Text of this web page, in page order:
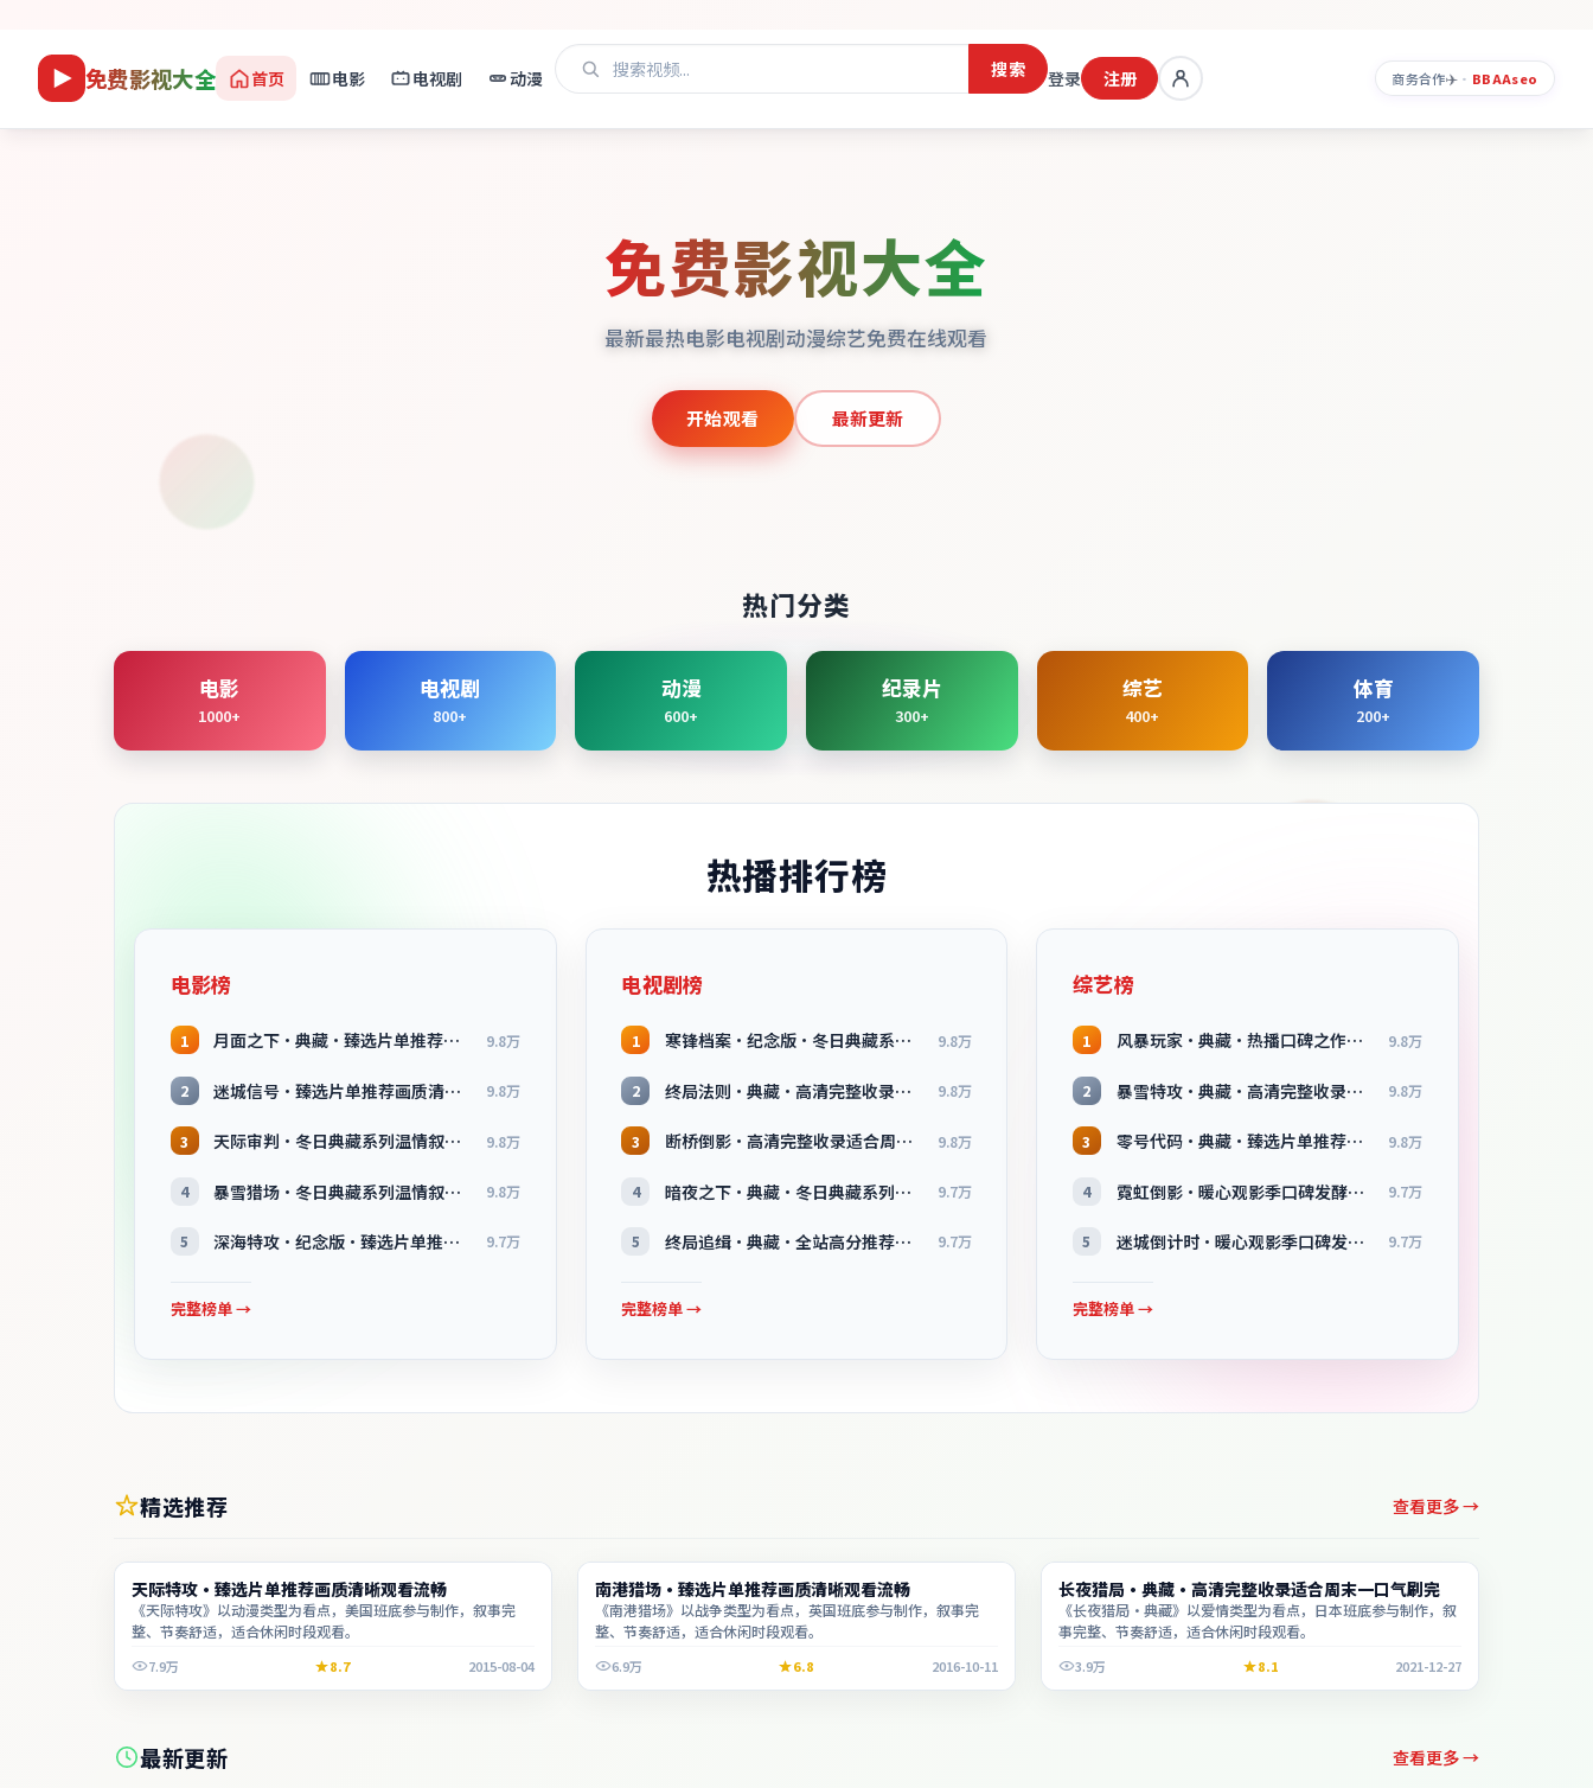
免费影视大全 首页 电影 电视剧 动漫 搜索 登录 注册 商务合作✈️ · BBAAseo
免费影视大全
最新最热电影电视剧动漫综艺免费在线观看
开始观看 最新更新
热门分类
电影
1000+
电视剧
800+
动漫
600+
纪录片
300+
综艺
400+
体育
200+
热播排行榜
电影榜
1 月面之下·典藏·臻选片单推荐画质清晰观看流畅 9.8万
2 迷城信号·臻选片单推荐画质清晰观看流畅 9.8万
3 天际审判·冬日典藏系列温情叙事引人入胜 9.8万
4 暴雪猎场·冬日典藏系列温情叙事引人入胜 9.8万
5 深海特攻·纪念版·臻选片单推荐画质清晰观看流畅 9.7万
完整榜单 →
电视剧榜
1 寒锋档案·纪念版·冬日典藏系列温情叙事引人入胜 9.8万
2 终局法则·典藏·高清完整收录适合周末一口气刷完 9.8万
3 断桥倒影·高清完整收录适合周末一口气刷完 9.8万
4 暗夜之下·典藏·冬日典藏系列温情叙事引人入胜 9.7万
5 终局追缉·典藏·全站高分推荐节奏紧凑值得追看 9.7万
完整榜单 →
综艺榜
1 风暴玩家·典藏·热播口碑之作剧情扎实演技在线 9.8万
2 暴雪特攻·典藏·高清完整收录适合周末一口气刷完 9.8万
3 零号代码·典藏·臻选片单推荐画质清晰观看流畅 9.8万
4 霓虹倒影·暖心观影季口碑发酵持续升温 9.7万
5 迷城倒计时·暖心观影季口碑发酵持续升温 9.7万
完整榜单 →
精选推荐 查看更多 →
综艺
天际特攻·臻选片单推荐画质清晰观看流畅
《天际特攻》以动漫类型为看点，美国班底参与制作，叙事完
整、节奏舒适，适合休闲时段观看。
7.9万 8.7 2015-08-04
电影
南港猎场·臻选片单推荐画质清晰观看流畅
《南港猎场》以战争类型为看点，英国班底参与制作，叙事完
整、节奏舒适，适合休闲时段观看。
6.9万 6.8 2016-10-11
电影 1:58:16
长夜猎局·典藏·高清完整收录适合周末一口气刷完
《长夜猎局·典藏》以爱情类型为看点，日本班底参与制作，叙
事完整、节奏舒适，适合休闲时段观看。
3.9万 8.1 2021-12-27
最新更新 查看更多 →